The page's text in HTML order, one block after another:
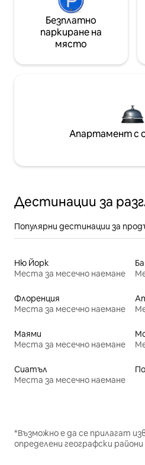
Безплатно
паркиране на
място
Апартамент с
Дестинации за
Популярни дестинации за
Ню Йорк
Места за месечно наемане
Флоренция
Места за месечно наемане
Маями
Места за месечно наемане
Сиатъл
Места за месечно наемане
*Възможно е да се прилагат
определени географски